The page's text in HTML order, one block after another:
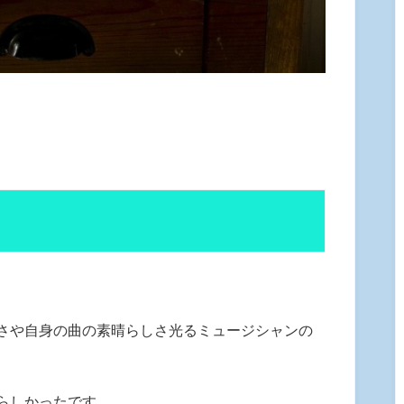
や自身の曲の素晴らしさ光るミュージシャンの